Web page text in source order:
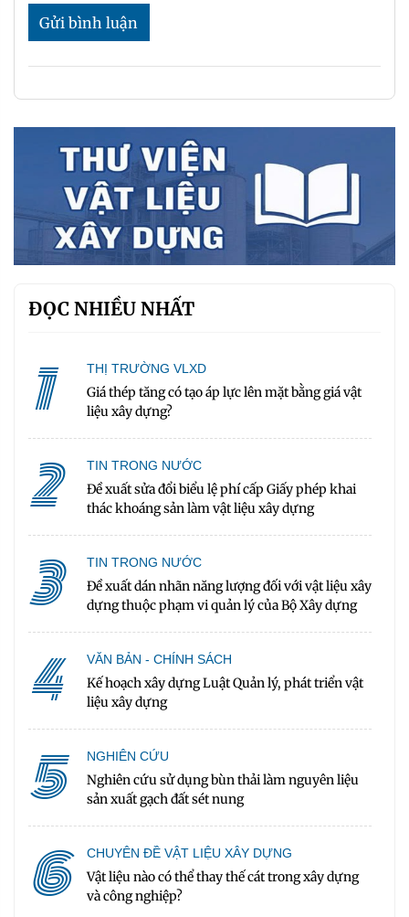
Gửi bình luận
ĐỌC NHIỀU NHẤT
1 THỊ TRƯỜNG VLXD
Giá thép tăng có tạo áp lực lên mặt bằng giá vật
liệu xây dựng?
2 TIN TRONG NƯỚC
Đề xuất sửa đổi biểu lệ phí cấp Giấy phép khai
thác khoáng sản làm vật liệu xây dựng
3 TIN TRONG NƯỚC
Đề xuất dán nhãn năng lượng đối với vật liệu xây
dựng thuộc phạm vi quản lý của Bộ Xây dựng
4 VĂN BẢN - CHÍNH SÁCH
Kế hoạch xây dựng Luật Quản lý, phát triển vật
liệu xây dựng
5 NGHIÊN CỨU
Nghiên cứu sử dụng bùn thải làm nguyên liệu
sản xuất gạch đất sét nung
6 CHUYÊN ĐỀ VẬT LIỆU XÂY DỰNG
Vật liệu nào có thể thay thế cát trong xây dựng
và công nghiệp?